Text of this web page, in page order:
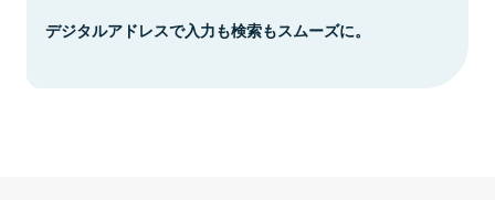
デジタルアドレスで入力も検索もスムーズに。